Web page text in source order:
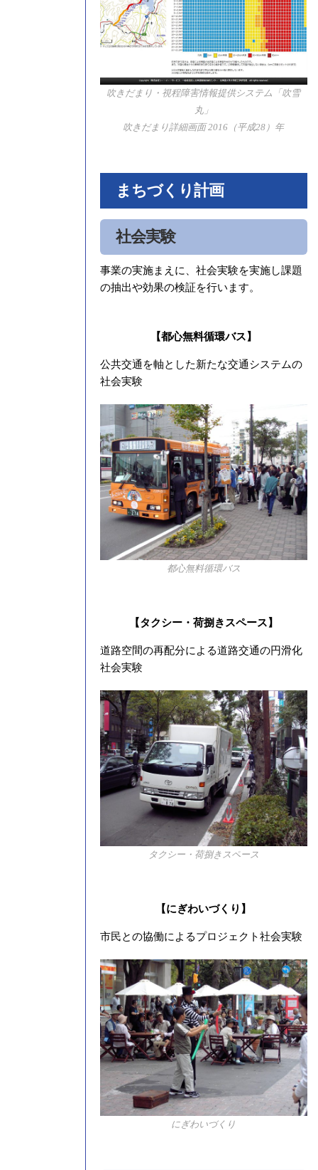
吹きだまり・視程障害情報提供システム「吹雪
丸」
吹きだまり詳細画面 2016（平成28）年
まちづくり計画
社会実験
事業の実施まえに、社会実験を実施し課題
の抽出や効果の検証を行います。
【都心無料循環バス】
公共交通を軸とした新たな交通システムの
社会実験
都心無料循環バス
【タクシー・荷捌きスペース】
道路空間の再配分による道路交通の円滑化
社会実験
タクシー・荷捌きスペース
【にぎわいづくり】
市民との協働によるプロジェクト社会実験
にぎわいづくり